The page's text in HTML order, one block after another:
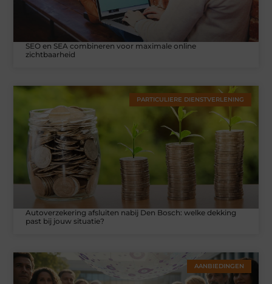
SEO en SEA combineren voor maximale online
zichtbaarheid
PARTICULIERE DIENSTVERLENING
Autoverzekering afsluiten nabij Den Bosch: welke dekking
past bij jouw situatie?
AANBIEDINGEN